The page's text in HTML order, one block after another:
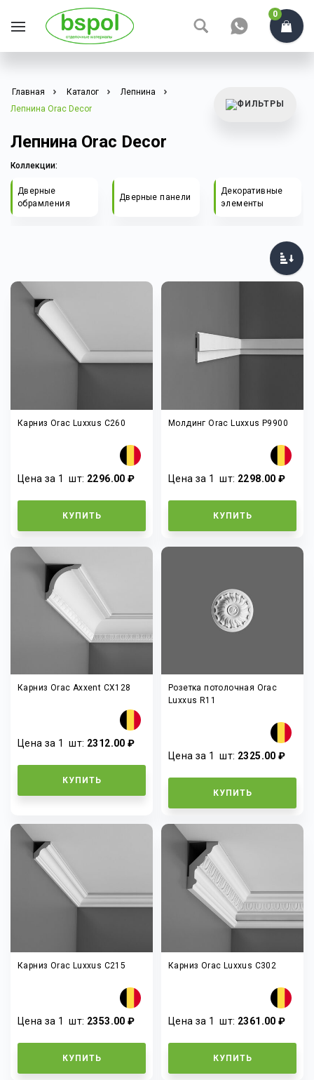
0
Главная Каталог
Лепнина
Лепнина Orac Decor
Лепнина Orac Decor
Коллекции:
Дверные
обрамления
Дверные панели
Декоративные
элементы
Карниз Orac Luxxus C260
Цена за 1шт: 2296.00 ₽
КУПИТЬ
Молдинг Orac Luxxus P9900
Цена за 1шт: 2298.00 ₽
КУПИТЬ
Карниз Orac Axxent CX128
Цена за 1шт: 2312.00 ₽
КУПИТЬ
Розетка потолочная Orac
Luxxus R11
Цена за 1шт: 2325.00 ₽
КУПИТЬ
Карниз Orac Luxxus C215
Цена за 1шт: 2353.00 ₽
КУПИТЬ
Карниз Orac Luxxus C302
Цена за 1шт: 2361.00 ₽
КУПИТЬ